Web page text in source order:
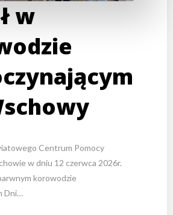
w
Centrum Pomocy
w dniu 12 czerwca 2026r.
korowodzie
Dni…